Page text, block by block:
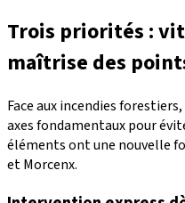
Trois priorités :
maîtrise des
Face aux incendies
axes fondamentaux pour
éléments ont une nouvelle
et Morcenx.